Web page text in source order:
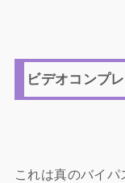
ビデオコンプ
これは真のバイ